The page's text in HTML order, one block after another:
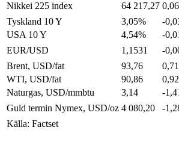
Nikkei 225 index
64 217,27
Tyskland 10 Y
3,05% -
USA 10 Y
4,54% -
EUR/USD
1,1531 -
Brent, USD/fat
93,76
WTI, USD/fat
90,86
Naturgas, USD/mmbtu
3,14 -
Guld termin Nymex, USD/oz 4 080,20 -
Källa: Factset